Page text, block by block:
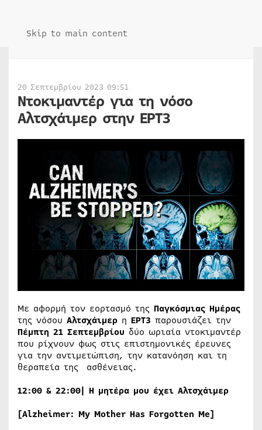
Skip to main content
20 Σεπτεμβρίου 2023 09:51
Ντοκιμαντέρ για τη νόσο
Αλτσχάιμερ στην ΕΡΤ3
Με αφορμή τον εορτασμό της Παγκόσμιας Ημέρας
της νόσου Αλτσχάιμερ η ΕΡΤ3 παρουσιάζει την
Πέμπτη 21 Σεπτεμβρίου δύο ωριαία ντοκιμαντέρ
που ρίχνουν φως στις επιστημονικές έρευνες
για την αντιμετώπιση, την κατανόηση και τη
θεραπεία της ασθένειας.
12:00 & 22:00| Η μητέρα μου έχει Αλτσχάιμερ
[Alzheimer: My Mother Has Forgotten Me]